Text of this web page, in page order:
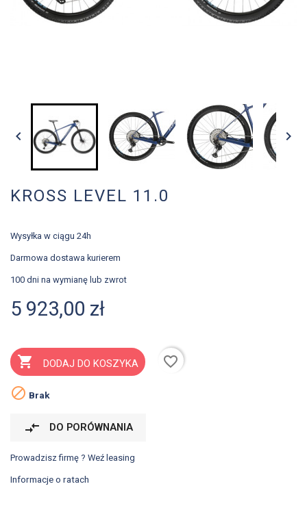
 
KROSS LEVEL 11.0
Wysyłka w ciągu 24h
Darmowa dostawa kurierem
100 dni na wymianę lub zwrot
5 923,00 zł
 DODAJ DO KOSZYKA
favorite_border
 Brak
compare_arrows DO PORÓWNANIA
Prowadzisz firmę ? Weź leasing
Informacje o ratach